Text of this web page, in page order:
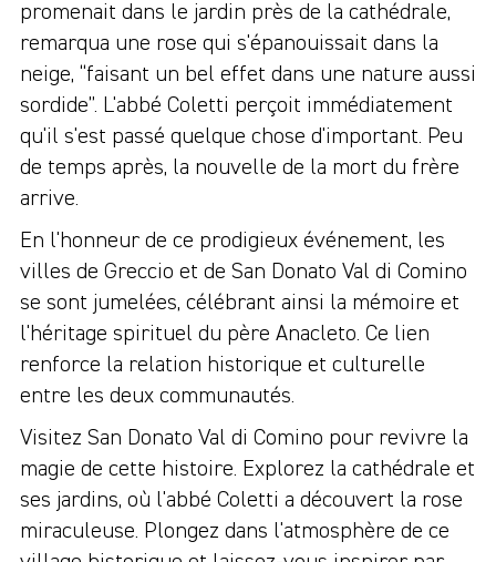
promenait dans le jardin près de la cathédrale,
remarqua une rose qui s'épanouissait dans la
neige, “faisant un bel effet dans une nature aussi
sordide”. L'abbé Coletti perçoit immédiatement
qu'il s'est passé quelque chose d'important. Peu
de temps après, la nouvelle de la mort du frère
arrive.
En l'honneur de ce prodigieux événement, les
villes de Greccio et de San Donato Val di Comino
se sont jumelées, célébrant ainsi la mémoire et
l'héritage spirituel du père Anacleto. Ce lien
renforce la relation historique et culturelle
entre les deux communautés.
Visitez San Donato Val di Comino pour revivre la
magie de cette histoire. Explorez la cathédrale et
ses jardins, où l'abbé Coletti a découvert la rose
miraculeuse. Plongez dans l'atmosphère de ce